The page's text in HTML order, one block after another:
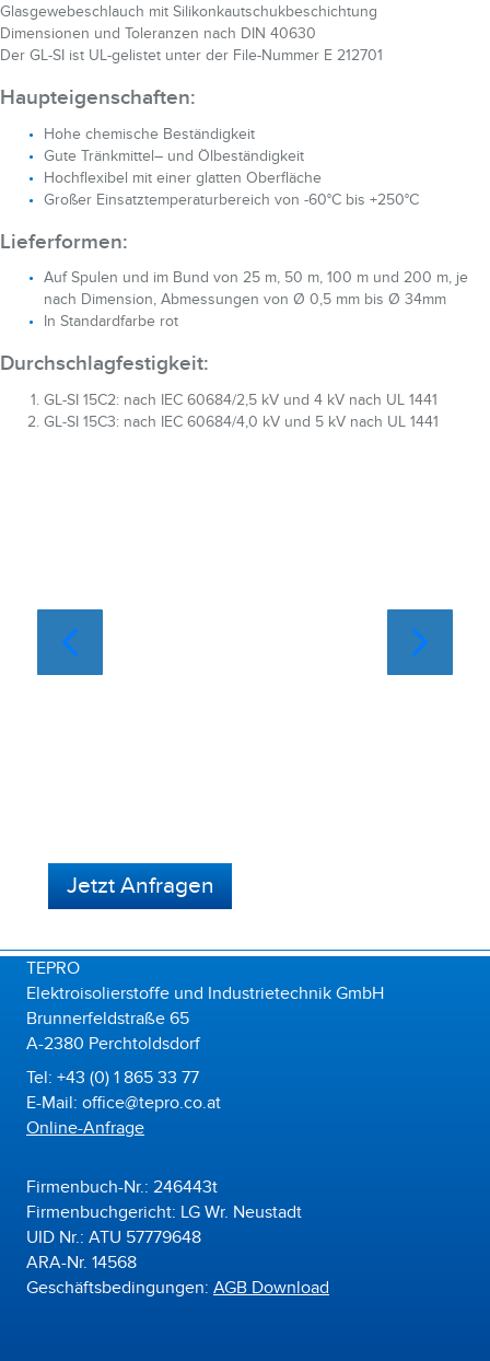
Glasgewebeschlauch mit Silikonkautschukbeschichtung
Dimensionen und Toleranzen nach DIN 40630
Der GL-SI ist UL-gelistet unter der File-Nummer E 212701
Haupteigenschaften:
Hohe chemische Beständigkeit
Gute Tränkmittel– und Ölbeständigkeit
Hochflexibel mit einer glatten Oberfläche
Großer Einsatztemperaturbereich von -60°C bis +250°C
Lieferformen:
Auf Spulen und im Bund von 25 m, 50 m, 100 m und 200 m, je
nach Dimension, Abmessungen von Ø 0,5 mm bis Ø 34mm
In Standardfarbe rot
Durchschlagfestigkeit:
GL-SI 15C2: nach IEC 60684/2,5 kV und 4 kV nach UL 1441
GL-SI 15C3: nach IEC 60684/4,0 kV und 5 kV nach UL 1441
Jetzt Anfragen
TEPRO
Elektroisolierstoffe und Industrietechnik GmbH
Brunnerfeldstraße 65
A-2380 Perchtoldsdorf
Tel: +43 (0) 1 865 33 77
E-Mail: office@tepro.co.at
Online-Anfrage
Firmenbuch-Nr.: 246443t
Firmenbuchgericht: LG Wr. Neustadt
UID Nr.: ATU 57779648
ARA-Nr. 14568
Geschäftsbedingungen: AGB Download